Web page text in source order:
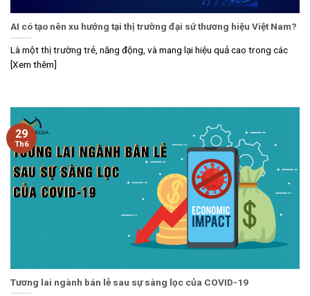
AI có tạo nên xu hướng tại thị trường đại sứ thương hiệu Việt Nam?
Là một thị trường trẻ, năng động, và mang lại hiệu quả cao trong các
[Xem thêm]
Tương lai ngành bán lẻ sau sự sàng lọc của COVID-19
29
Th6